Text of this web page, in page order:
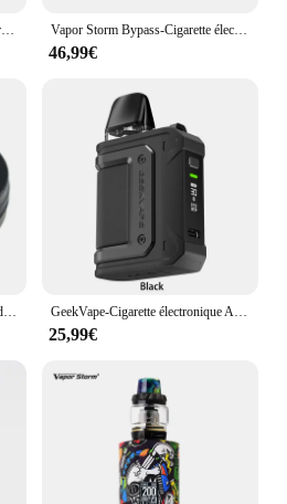
Planche de surf électrique à moteur, jet pour sports nautiques, offre spéciale 5 Vapor Storm Bypass-Cigarette électronique 200W, Box Mod VW TC TCR Hawk Atomizer 6ml Mesh Coil 0.2ohm 18650 Vape E Laguna ette
46,99€
Adaptateur pour Drag X 510, Kit de dosettes de Vape, connecteur magnétique en laiton pour accessoires RDA RTA Ecig GeekVape-Cigarette électronique Aegis foreQ, kit 30W, batterie 1300mAh, 2ml, remplissage supérieur, 3 niveaux, débit d'air réglable, vaporisateur E-Laguna
25,99€